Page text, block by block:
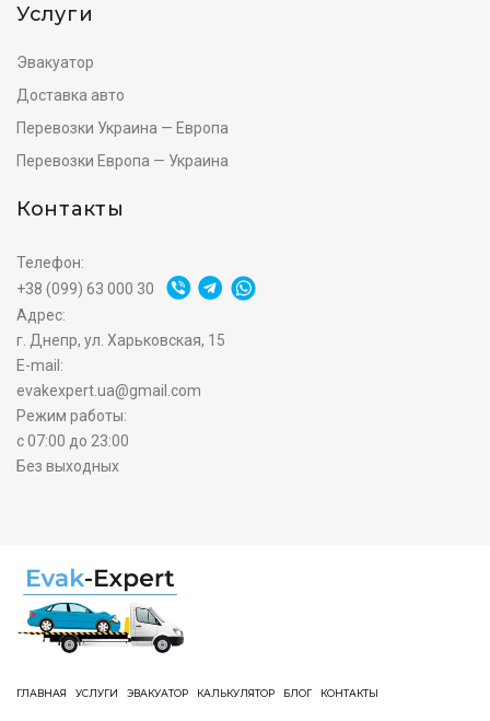
Услуги
Эвакуатор
Доставка авто
Перевозки Украина — Европа
Перевозки Европа — Украина
Контакты
Телефон:
+38 (099) 63 000 30
Адрес:
г. Днепр, ул. Харьковская, 15
E-mail:
evakexpert.ua@gmail.com
Режим работы:
с 07:00 до 23:00
Без выходных
ГЛАВНАЯ УСЛУГИ ЭВАКУАТОР КАЛЬКУЛЯТОР БЛОГ КОНТАКТЫ